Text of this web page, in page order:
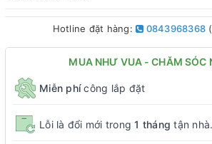
Hotline đặt hàng: 0843968368
MUA NHƯ VUA - CHĂM SÓC
Miễn phícông lắp đặt
Lỗi là đổi mới trong1 tháng tận nhà.